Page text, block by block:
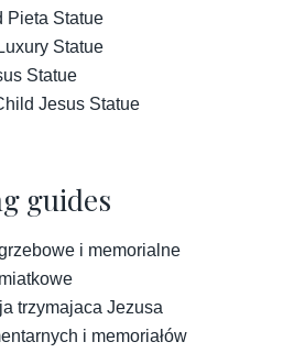
Pieta Statue
Statue
Statue
Jesus Statue
guides
i memorialne
trzymajaca Jezusa
i memoriałów